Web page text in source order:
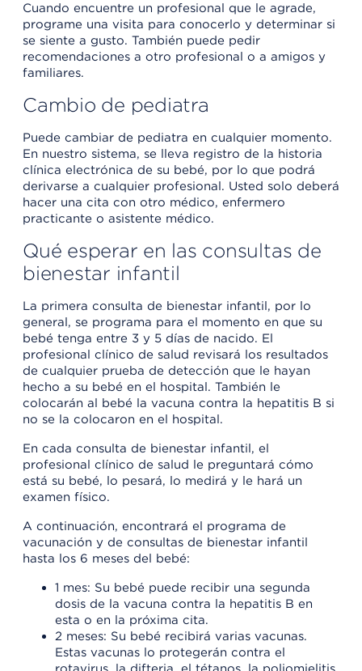
Cuando encuentre un profesional que le agrade,
programe una visita para conocerlo y determinar si
se siente a gusto. También puede pedir
recomendaciones a otro profesional o a amigos y
familiares.
Cambio de pediatra
Puede cambiar de pediatra en cualquier momento.
En nuestro sistema, se lleva registro de la historia
clínica electrónica de su bebé, por lo que podrá
derivarse a cualquier profesional. Usted solo deberá
hacer una cita con otro médico, enfermero
practicante o asistente médico.
Qué esperar en las consultas de
bienestar infantil
La primera consulta de bienestar infantil, por lo
general, se programa para el momento en que su
bebé tenga entre 3 y 5 días de nacido. El
profesional clínico de salud revisará los resultados
de cualquier prueba de detección que le hayan
hecho a su bebé en el hospital. También le
colocarán al bebé la vacuna contra la hepatitis B si
no se la colocaron en el hospital.
En cada consulta de bienestar infantil, el
profesional clínico de salud le preguntará cómo
está su bebé, lo pesará, lo medirá y le hará un
examen físico.
A continuación, encontrará el programa de
vacunación y de consultas de bienestar infantil
hasta los 6 meses del bebé:
1 mes: Su bebé puede recibir una segunda
dosis de la vacuna contra la hepatitis B en
esta o en la próxima cita.
2 meses: Su bebé recibirá varias vacunas.
Estas vacunas lo protegerán contra el